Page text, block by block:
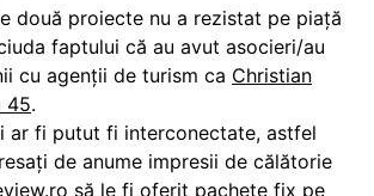
două proiecte nu a rezistat pe piaţă
faptului că au avut asocieri/au
cu agenţii de turism ca Christian
45.
ar fi putut fi interconectate, astfel
de anume impresii de călătorie
să le fi oferit pachete fix pe